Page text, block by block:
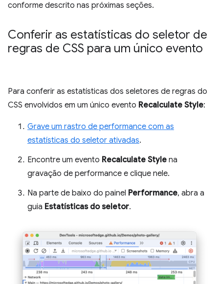
conforme descrito nas próximas seções.
Conferir as estatísticas do seletor de
regras de CSS para um único evento
Para conferir as estatísticas dos seletores de regras do
CSS envolvidos em um único evento Recalculate Style:
Grave um rastro de performance com as
estatísticas do seletor ativadas.
Encontre um evento Recalculate Style na
gravação de performance e clique nele.
Na parte de baixo do painel Performance, abra a
guia Estatísticas do seletor.